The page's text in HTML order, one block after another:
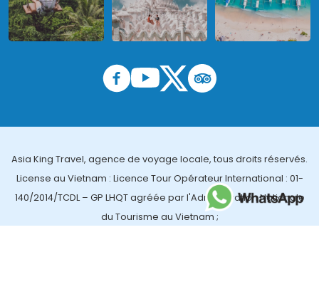
Asia King Travel, agence de voyage locale, tous droits réservés.
License au Vietnam : Licence Tour Opérateur International : 01-
140/2014/TCDL – GP LHQT agréée par l'Administration Nationale
du Tourisme au Vietnam ;